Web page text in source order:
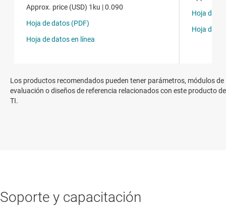
Los productos recomendados pueden tener parámetros, módulos de
evaluación o diseños de referencia relacionados con este producto de
TI.
Soporte y capacitación